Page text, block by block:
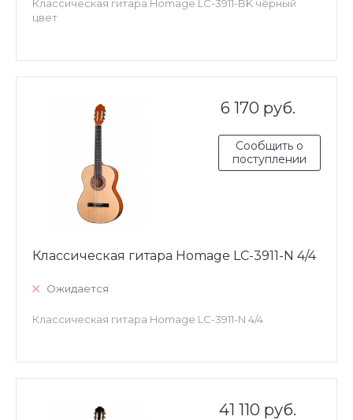
Классическая гитара Homage LC-3911-BK чёрный
цвет
6 170 руб.
Сообщить о
поступлении
Классическая гитара Homage LC-3911-N 4/4
Ожидается
Классическая гитара Homage LC-3911-N 4/4
41 110 руб.